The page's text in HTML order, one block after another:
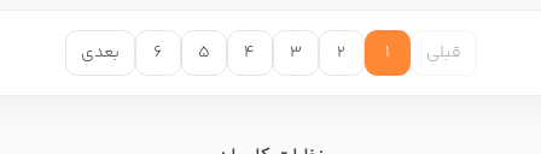
قبلی 1
2
3
4
5
6 بعدی